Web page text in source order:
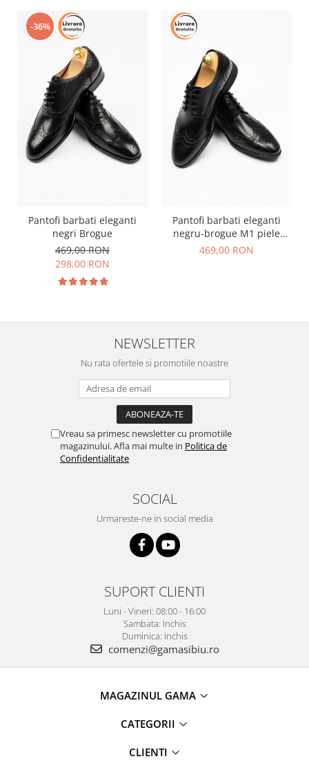
-36%
Pantofi barbati eleganti
negri Brogue
469,00 RON
298,00 RON
Pantofi barbati eleganti
negru-brogue M1 piele
CONFORT
469,00 RON
NEWSLETTER
Nu rata ofertele si promotiile noastre
Vreau sa primesc newsletter cu promotiile
magazinului. Afla mai multe in Politica de
Confidentialitate
SOCIAL
Urmareste-ne in social media
SUPORT CLIENTI
Luni - Vineri: 08:00 - 16:00
Sambata: Inchis
Duminica: Inchis
comenzi@gamasibiu.ro
MAGAZINUL GAMA
CATEGORII
CLIENTI